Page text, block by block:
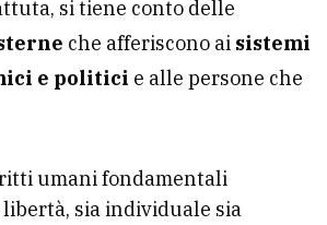
si tiene conto delle
che afferiscono ai sistemi
e politici e alle persone che
umani fondamentali
sia individuale sia